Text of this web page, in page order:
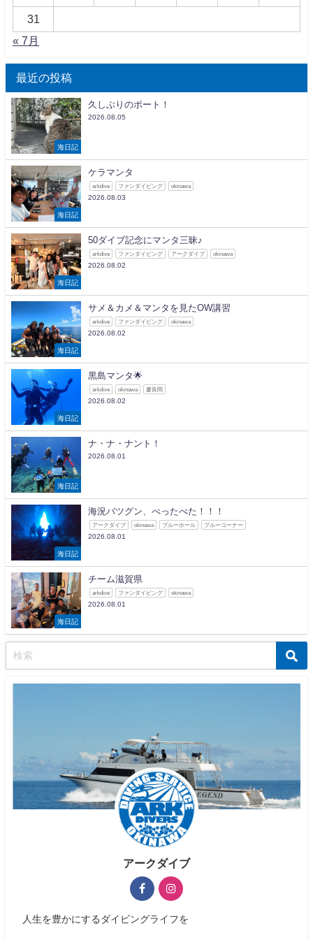
31
« 7月
最近の投稿
海日記
久しぶりのボート！
2026.08.05
海日記
ケラマンタ
arkdive ファンダイビング okinawa
2026.08.03
海日記
50ダイブ記念にマンタ三昧♪
arkdive ファンダイビング アークダイブ okinawa
2026.08.02
海日記
サメ＆カメ＆マンタを見たOW講習
arkdive ファンダイビング okinawa
2026.08.02
海日記
黒島マンタ🌟
arkdive okinawa 慶良間
2026.08.02
海日記
ナ・ナ・ナント！
2026.08.01
海日記
海況バツグン、べったべた！！！
アークダイブ okinawa ブルーホール ブルーコーナー
2026.08.01
海日記
チーム滋賀県
arkdive ファンダイビング okinawa
2026.08.01
アークダイブ
人生を豊かにするダイビングライフを